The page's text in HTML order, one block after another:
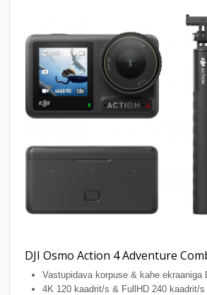
DJI Osmo Action 4 Adventure
Vastupidava korpuse & kahe ekraaniga
4K 120 kaadrit/s & FullHD 240 kaadrit/